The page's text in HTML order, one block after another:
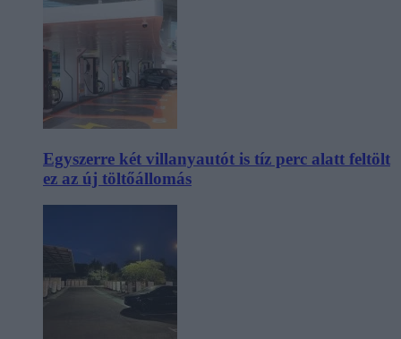
Egyszerre két villanyautót is tíz perc alatt feltölt
ez az új töltőállomás